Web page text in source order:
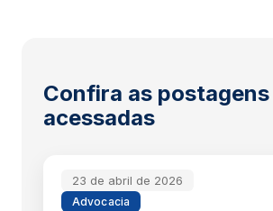
Confira as postagens
acessadas
23 de abril de 2026
Advocacia